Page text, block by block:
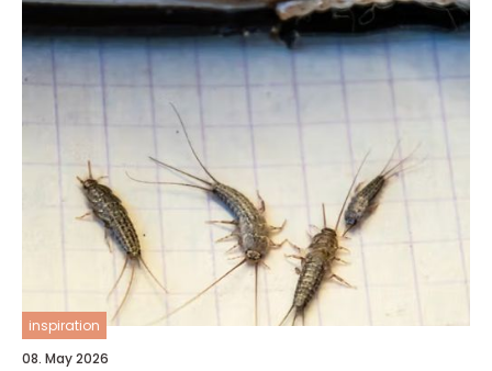
inspiration
08. May 2026